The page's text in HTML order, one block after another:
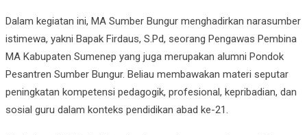
Dalam kegiatan ini, MA Sumber Bungur menghadirkan narasumber
istimewa, yakni Bapak Firdaus, S.Pd, seorang Pengawas Pembina
MA Kabupaten Sumenep yang juga merupakan alumni Pondok
Pesantren Sumber Bungur. Beliau membawakan materi seputar
peningkatan kompetensi pedagogik, profesional, kepribadian, dan
sosial guru dalam konteks pendidikan abad ke-21.